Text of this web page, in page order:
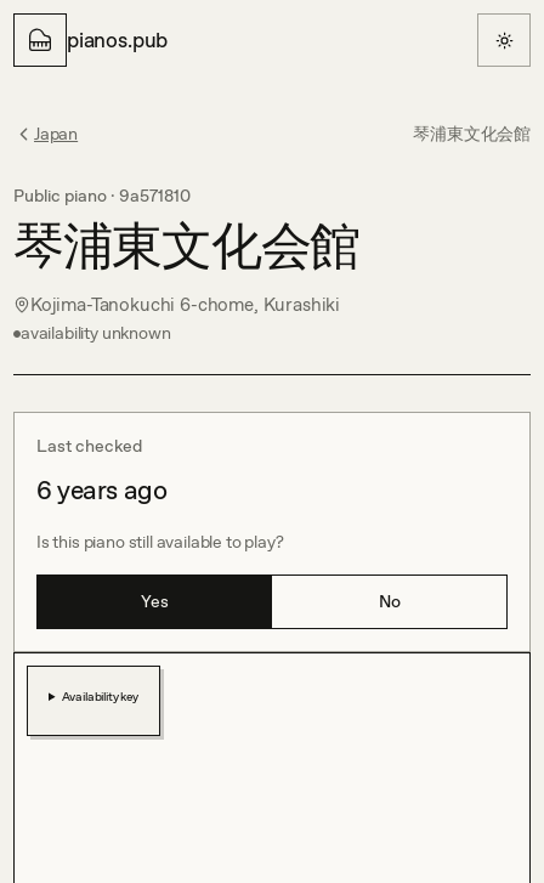
pianos.pub
Japan 琴浦東文化会館
Public piano · 9a571810
琴浦東文化会館
Kojima-Tanokuchi 6-chome, Kurashiki
availability unknown
Last checked
6 years ago
Is this piano still available to play?
Yes No
Availability key